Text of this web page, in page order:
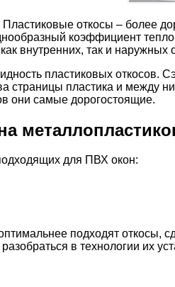
откосы – более
коэффициент
внутренних, так и наружных
пластиковых откосов.
страницы пластика и между
они самые дорогостоящие.
для ПВХ окон:
подходят откосы,
в технологии их